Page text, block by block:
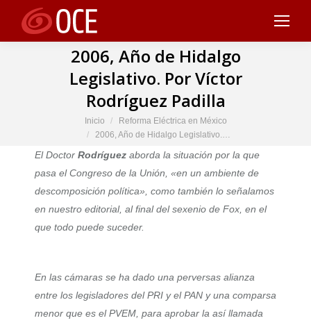
2006, Año de Hidalgo
Legislativo. Por Víctor
Rodríguez Padilla
Inicio
Reforma Eléctrica en México
2006, Año de Hidalgo Legislativo.…
El Doctor Rodríguez aborda la situación por la que
pasa el Congreso de la Unión, «en un ambiente de
descomposición política», como también lo señalamos
en nuestro editorial, al final del sexenio de Fox, en el
que todo puede suceder.
En las cámaras se ha dado una perversas alianza
entre los legisladores del PRI y el PAN y una comparsa
menor que es el PVEM, para aprobar la así llamada